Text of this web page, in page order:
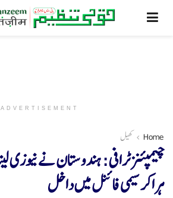
ADVERTISEMENT
Home کھیل
ہراکر سیمی فائنل میں داخل